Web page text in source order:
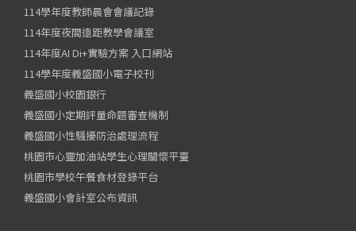
114學年度教師晨會會議記錄
114年度夜間遠距教學會議室
114年度AI Di+實驗方案 入口網站
114學年度義盛國小電子校刊
義盛國小校園銀行
義盛國小定期評量命題審查機制
義盛國小性騷擾防治處理流程
桃園市心靈加油站學生心理關懷平臺
桃園市學校午餐食材登錄平台
義盛國小會計室公布資訊